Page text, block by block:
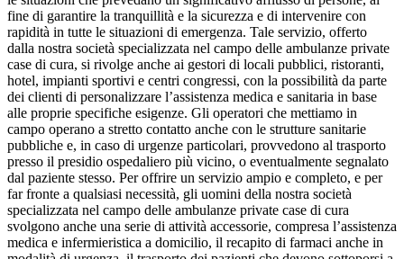
fine di garantire la tranquillità e la sicurezza e di intervenire con
rapidità in tutte le situazioni di emergenza. Tale servizio, offerto
dalla nostra società specializzata nel campo delle ambulanze private
case di cura, si rivolge anche ai gestori di locali pubblici, ristoranti,
hotel, impianti sportivi e centri congressi, con la possibilità da parte
dei clienti di personalizzare l’assistenza medica e sanitaria in base
alle proprie specifiche esigenze. Gli operatori che mettiamo in
campo operano a stretto contatto anche con le strutture sanitarie
pubbliche e, in caso di urgenze particolari, provvedono al trasporto
presso il presidio ospedaliero più vicino, o eventualmente segnalato
dal paziente stesso. Per offrire un servizio ampio e completo, e per
far fronte a qualsiasi necessità, gli uomini della nostra società
specializzata nel campo delle ambulanze private case di cura
svolgono anche una serie di attività accessorie, compresa l’assistenza
medica e infermieristica a domicilio, il recapito di farmaci anche in